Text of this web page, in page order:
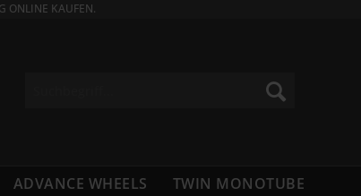
ONLINE KAUFEN.
ADVANCE WHEELS TWIN MONOTUBE